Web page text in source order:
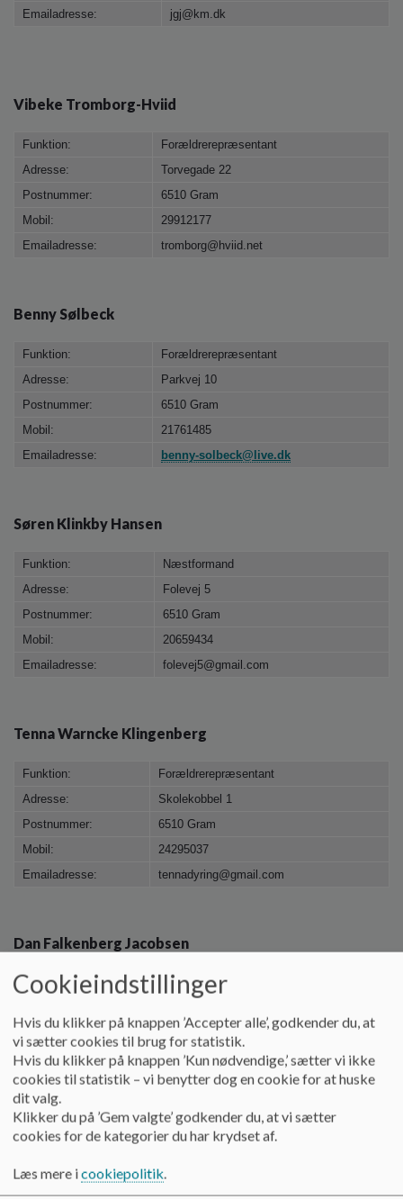
Emailadresse:
jgj@km.dk
Vibeke Tromborg-Hviid
Funktion:
Forældrerepræsentant
Adresse:
Torvegade 22
Postnummer:
6510 Gram
Mobil:
29912177
Emailadresse:
tromborg@hviid.net
Benny Sølbeck
Funktion:
Forældrerepræsentant
Adresse:
Parkvej 10
Postnummer:
6510 Gram
Mobil:
21761485
Emailadresse:
benny-solbeck@live.dk
Søren Klinkby Hansen
Funktion:
Næstformand
Adresse:
Folevej 5
Postnummer:
6510 Gram
Mobil:
20659434
Emailadresse:
folevej5@gmail.com
Tenna Warncke Klingenberg
Funktion:
Forældrerepræsentant
Adresse:
Skolekobbel 1
Postnummer:
6510 Gram
Mobil:
24295037
Emailadresse:
tennadyring@gmail.com
Dan Falkenberg Jacobsen
Funktion:
Specialklasserepræsentant
Postnummer:
6500 Vojens
Mobil:
23864768
Emailadresse:
supersmartedan@icloud.com
Funktion: 1. suppleant
Cookieindstillinger
Hvis du klikker på knappen ’Accepter alle’, godkender du, at
vi sætter cookies til brug for statistik.
Hvis du klikker på knappen ’Kun nødvendige,’ sætter vi ikke
cookies til statistik – vi benytter dog en cookie for at huske
dit valg.
Klikker du på ’Gem valgte’ godkender du, at vi sætter
cookies for de kategorier du har krydset af.
Læs mere icookiepolitik.